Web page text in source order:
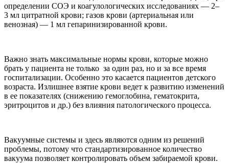
определении СОЭ и коагулологических исследованиях — 2–
3 мл цитратной крови; газов крови (артериальная или
венозная) — 1 мл гепаринизированной крови.
Важно знать максимальные нормы крови, которые можно
брать у пациента не только за один раз, но и за все время
госпитализации. Особенно это касается пациентов детского
возраста. Излишнее взятие крови ведет к развитию изменений
в ее показателях (снижению гемоглобина, гематокрита,
эритроцитов и др.) без влияния патологического процесса.
Вакуумные системы и здесь являются одним из решений
проблемы, потому что стандартизированное количество
вакуума позволяет контролировать объем забираемой крови.